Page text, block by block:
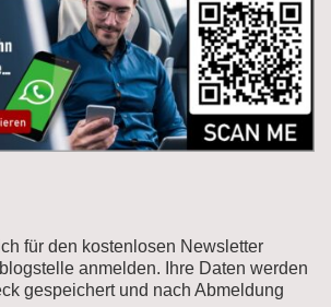
für den kostenlosen Newsletter
anmelden. Ihre Daten werden
gespeichert und nach Abmeldung